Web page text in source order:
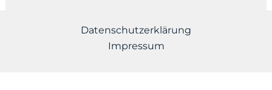
Datenschutzerklärung
Impressum